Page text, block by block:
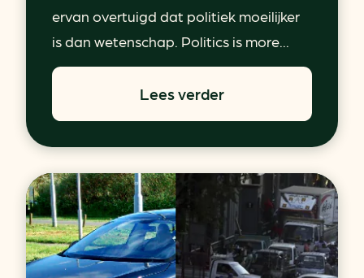
ervan overtuigd dat politiek moeilijker
is dan wetenschap. Politics is more...
Lees verder